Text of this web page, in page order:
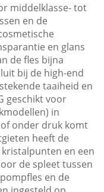
middelklasse- tot
en de
en glans
de fles bijna
bij de high-end
taaiheid en
geschikt voor
in
onder druk komt
heeft de
kristalpunten en een
de spleet tussen
en de